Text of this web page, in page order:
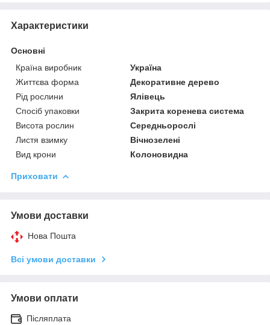
Характеристики
Основні
Країна виробник
Україна
Життєва форма
Декоративне дерево
Рід рослини
Ялівець
Спосіб упаковки
Закрита коренева система
Висота рослин
Середньорослі
Листя взимку
Вічнозелені
Вид крони
Колоновидна
Приховати
Умови доставки
Нова Пошта
Всі умови доставки
Умови оплати
Післяплата